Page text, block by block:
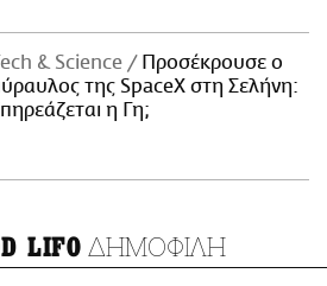
Τech & Science
Προσέκρουσε ο
της SpaceX στη Σελήνη:
η Γη;
LIFO ΔΗΜΟΦΙΛΗ